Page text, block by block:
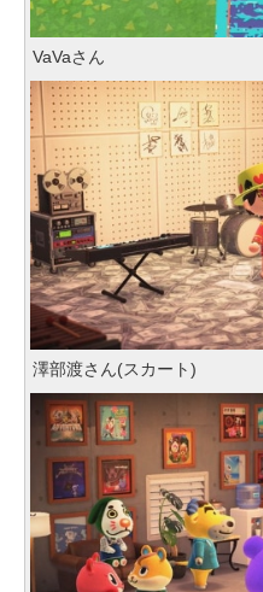
VaVaさん
澤部渡さん(スカート)